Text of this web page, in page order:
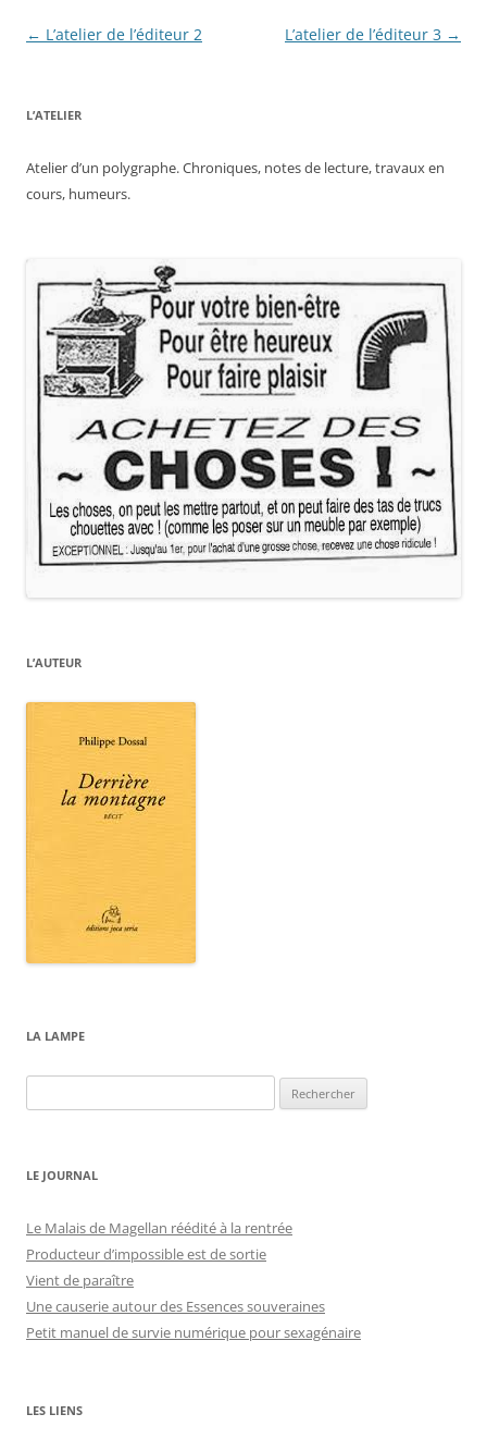
Navigation
← L’atelier de l’éditeur 2 L’atelier de l’éditeur 3 →
L’ATELIER
Atelier d’un polygraphe. Chroniques, notes de lecture, travaux en
cours, humeurs.
L’AUTEUR
LA LAMPE
LE JOURNAL
Le Malais de Magellan réédité à la rentrée
Producteur d’impossible est de sortie
Vient de paraître
Une causerie autour des Essences souveraines
Petit manuel de survie numérique pour sexagénaire
LES LIENS